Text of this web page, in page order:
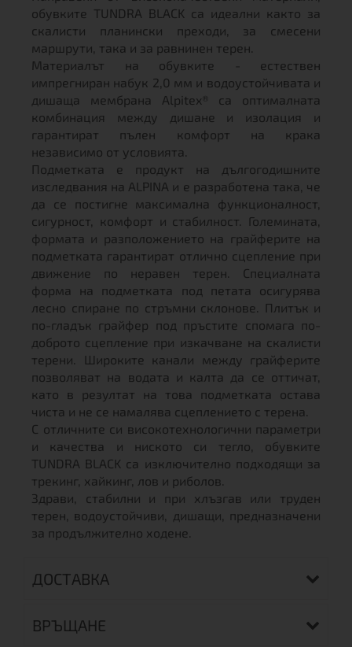
обувките TUNDRA BLACK са идеални както за
скалисти планински преходи, за смесени
маршрути, така и за равнинен терен.
Материалът на обувките - естествен
импрегниран набук 2,0 мм и водоустойчивата и
дишаща мембрана Alpitex® са оптималната
комбинация между дишане и изолация и
гарантират пълен комфорт на крака
независимо от условията.
Подметката е продукт на дългогодишните
изследвания на ALPINA и е разработена така, че
да се постигне максимална функционалност,
сигурност, комфорт и стабилност. Големината,
формата и разположението на грайферите на
подметката гарантират отлично сцепление при
движение по неравен терен. Специалната
форма на подметката под петата осигурява
лесно спиране по стръмни склонове. Плитък и
по-гладък грайфер под пръстите спомага по-
доброто сцепление при изкачване на скалисти
терени. Широките канали между грайферите
позволяват на водата и калта да се оттичат,
като в резултат на това подметката остава
чиста и не се намалява сцеплението с терена.
С отличните си високотехнологични параметри
и качества и ниското си тегло, обувките
TUNDRA BLACK са изключително подходящи за
трекинг, хайкинг, лов и риболов.
Здрави, стабилни и при хлъзгав или труден
терен, водоустойчиви, дишащи, предназначени
за продължително ходене.
ДОСТАВКА
ВРЪЩАНЕ